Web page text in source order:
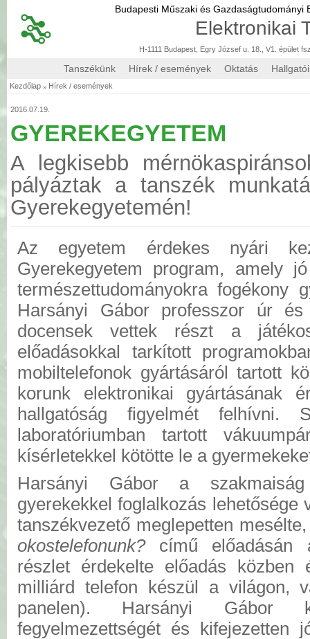
Budapesti Műszaki és Gazdaságtudományi
Elektronikai
H-1111 Budapest, Egry József u. 18., V1. épület
Tanszékünk Hírek / események Oktatás
Kezdőlap » Hírek / események
2016.07.19.
GYEREKEGYETEM
A legkisebb
pályáztak a tanszék
Gyerekegyetemén!
Az egyetem érdekes nyári
Gyerekegyetem program, amely
természettudományokra fogékony
Harsányi Gábor professzor úr
docensek vettek részt a
előadásokkal tarkított
mobiltelefonok gyártásáról tartott
korunk elektronikai gyártásának
hallgatóság figyelmét felhívni.
laboratóriumban tartott
kísérletekkel kötötte le a
Harsányi Gábor a
gyerekekkel foglalkozás lehetősége
tanszékvezető meglepetten
okostelefonunk?című előadásán
részlet érdekelte előadás
milliárd telefon készül a világon,
panelen). Harsányi Gábor
fegyelmezettségét és kifejezetten